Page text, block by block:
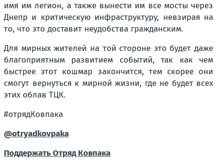
имя им легион, а также вынести им все мосты через
Днепр и критическую инфраструктуру, невзирая на
то, что это доставит неудобства гражданским.
Для мирных жителей на той стороне это будет даже
благоприятным развитием событий, так как чем
быстрее этот кошмар закончится, тем скорее они
смогут вернуться к мирной жизни, где не будет всех
этих облав ТЦК.
#отрядКовпака
@otryadkovpaka
Поддержать Отряд Ковпака